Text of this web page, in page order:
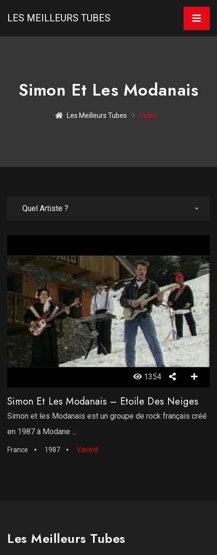
LES MEILLEURS TUBES
Simon Et Les Modanais
Les Meilleurs Tubes Vidéo
1354
Simon Et Les Modanais – Etoile Des Neiges
Simon et les Modanais est un groupe de rock français créé
en 1987 à Modane ...
France 1987 Variété
Les Meilleurs Tubes